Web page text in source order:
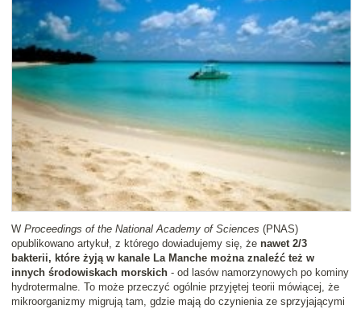
W Proceedings of the National Academy of Sciences (PNAS)
opublikowano artykuł, z którego dowiadujemy się, że nawet 2/3
bakterii, które żyją w kanale La Manche można znaleźć też w
innych środowiskach morskich - od lasów namorzynowych po kominy
hydrotermalne. To może przeczyć ogólnie przyjętej teorii mówiącej, że
mikroorganizmy migrują tam, gdzie mają do czynienia ze sprzyjającymi